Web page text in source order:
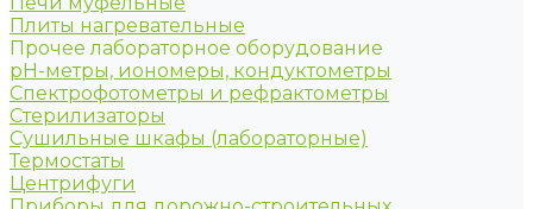
Плиты нагревательные
Прочее лабораторное оборудование
рН-метры, иономеры, кондуктометры
Спектрофотометры и рефрактометры
Стерилизаторы
Сушильные шкафы (лабораторные)
Термостаты
Центрифуги